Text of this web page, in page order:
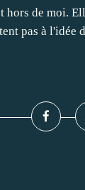
hors de moi.
pas à l'idée